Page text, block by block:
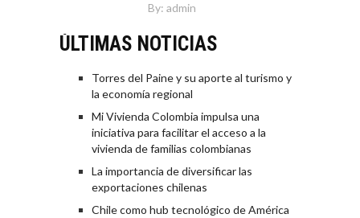
By: admin
ÚLTIMAS NOTICIAS
Torres del Paine y su aporte al turismo y
la economía regional
Mi Vivienda Colombia impulsa una
iniciativa para facilitar el acceso a la
vivienda de familias colombianas
La importancia de diversificar las
exportaciones chilenas
Chile como hub tecnológico de América